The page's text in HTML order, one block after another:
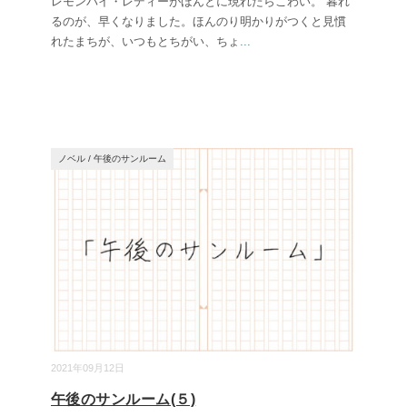
るのが、早くなりました。ほんのり明かりがつくと見慣
れたまちが、いつもとちがい、ちょ ...
2021年09月12日
ノベル / 午後のサンルーム
午後のサンルーム(５)